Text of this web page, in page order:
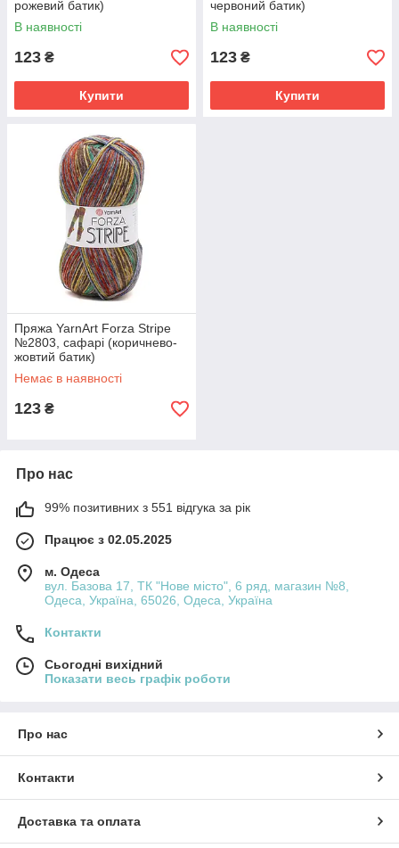
рожевий батик)
В наявності
123 ₴
Купити
червоний батик)
В наявності
123 ₴
Купити
Пряжа YarnArt Forza Stripe
№2803, сафарі (коричнево-
жовтий батик)
Немає в наявності
123 ₴
Про нас
99% позитивних з 551 відгука за рік
Працює з 02.05.2025
м. Одеса
вул. Базова 17, ТК "Нове місто", 6 ряд, магазин №8,
Одеса, Україна, 65026, Одеса, Україна
Контакти
Сьогодні вихідний
Показати весь графік роботи
Про нас
Контакти
Доставка та оплата